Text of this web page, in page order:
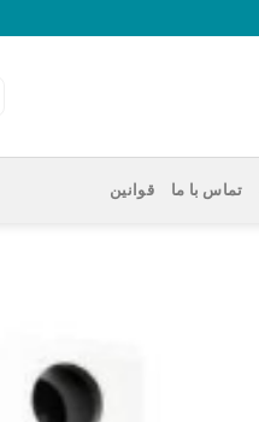
تماس با ما قوانین